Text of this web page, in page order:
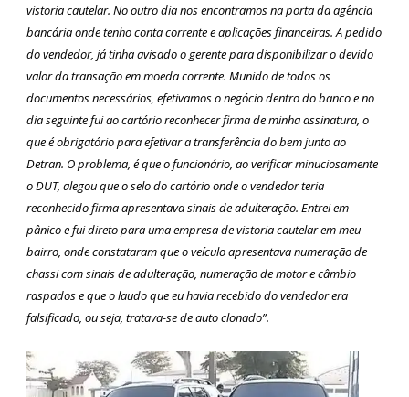
vistoria cautelar. No outro dia nos encontramos na porta da agência
bancária onde tenho conta corrente e aplicações financeiras. A pedido
do vendedor, já tinha avisado o gerente para disponibilizar o devido
valor da transação em moeda corrente. Munido de todos os
documentos necessários, efetivamos o negócio dentro do banco e no
dia seguinte fui ao cartório reconhecer firma de minha assinatura, o
que é obrigatório para efetivar a transferência do bem junto ao
Detran. O problema, é que o funcionário, ao verificar minuciosamente
o DUT, alegou que o selo do cartório onde o vendedor teria
reconhecido firma apresentava sinais de adulteração. Entrei em
pânico e fui direto para uma empresa de vistoria cautelar em meu
bairro, onde constataram que o veículo apresentava numeração de
chassi com sinais de adulteração, numeração de motor e câmbio
raspados e que o laudo que eu havia recebido do vendedor era
falsificado, ou seja, tratava-se de auto clonado”.